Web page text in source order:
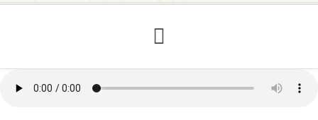
Toggle
Navigation
Home